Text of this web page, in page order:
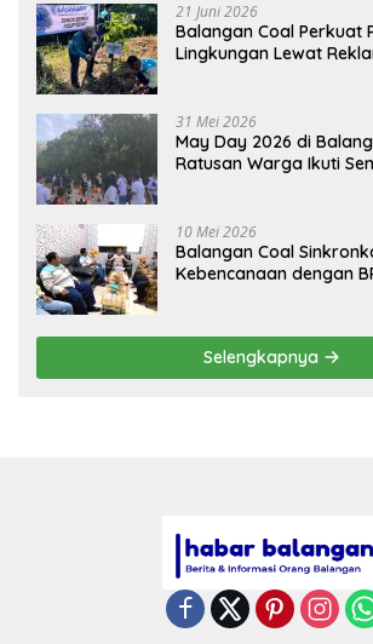
21 Juni 2026
Balangan Coal Perkuat
Lingkungan Lewat
31 Mei 2026
May Day 2026 di
Ratusan Warga Ikuti
10 Mei 2026
Balangan Coal
Kebencanaan dengan
Selengkapnya